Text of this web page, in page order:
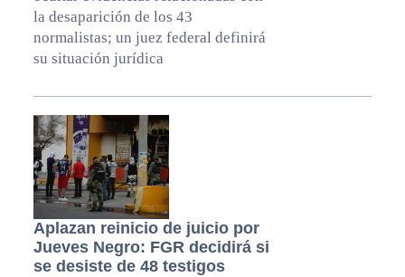
la desaparición de los 43
normalistas; un juez federal definirá
su situación jurídica
Aplazan reinicio de juicio por
Jueves Negro: FGR decidirá si
se desiste de 48 testigos